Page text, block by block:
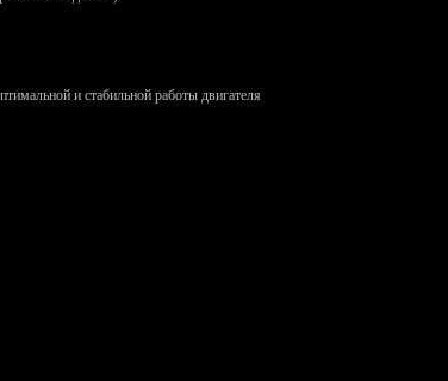
и стабильной работы двигателя